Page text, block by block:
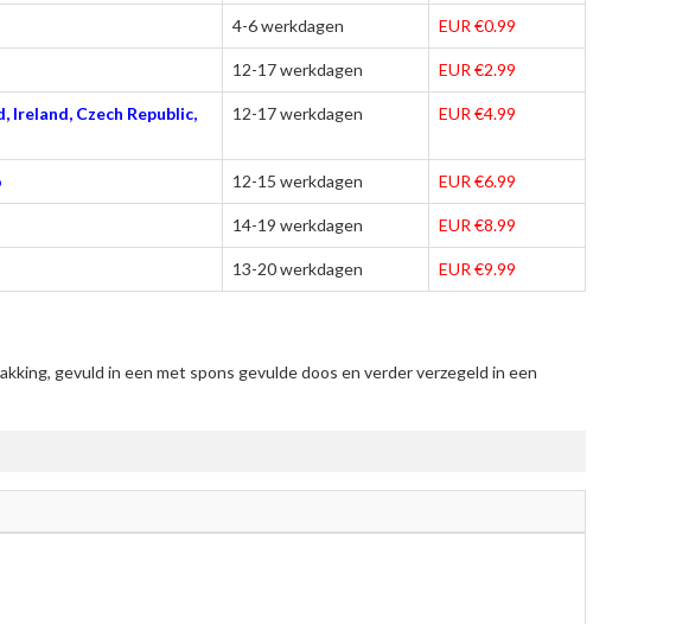
4-6 werkdagen EUR €0.99
12-17 werkdagen EUR €2.99
Ireland, Czech Republic,
12-17 werkdagen EUR €4.99
12-15 werkdagen EUR €6.99
14-19 werkdagen EUR €8.99
13-20 werkdagen EUR €9.99
gevuld in een met spons gevulde doos en verder verzegeld in een